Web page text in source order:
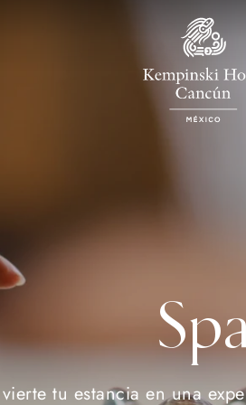
Spa
tu estancia en una